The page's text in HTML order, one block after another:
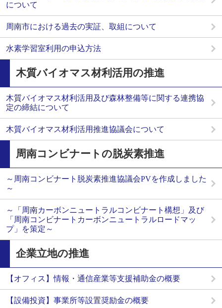
について
周南市における過去の実証、取組について
水素学習室利用の申込方法
木質バイオマス材利活用の推進
木質バイオマス材利活用及び森林整備等に関する連携協
定の締結について
木質バイオマス材利活用推進協議会について
周南コンビナートの脱炭素推進
～周南コンビナート脱炭素推進協議会PVを作成しました
～
～「周南カーボンニュートラルコンビナート構想」及び
「周南コンビナートカーボンニュートラルロードマッ
プ」を策定～
企業立地の推進
【オフィス】情報・通信産業等支援補助金の概要
【設備投資】事業所等設置奨励金の概要